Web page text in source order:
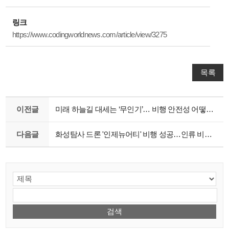
링크
https://www.codingworldnews.com/article/view/3275
목록
이전글 미래 하늘길 대세는 ‘무인기’… 비행 안전성 어떻게 담보하나 [세상을 보는 창]
다음글 화성탐사 드론 '인제뉴어티' 비행 성공…인류 비행역사 새로 썼다